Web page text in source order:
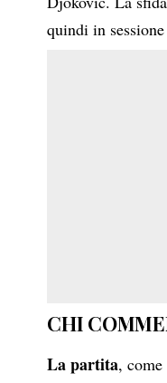
quindi in
CHI
La partita,